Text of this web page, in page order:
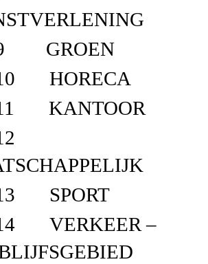
GROEN
HORECA
KANTOOR
SPORT
VERKEER –